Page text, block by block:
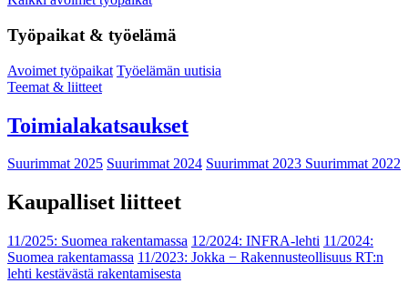
Työpaikat & työelämä
Avoimet työpaikat Työelämän uutisia
Teemat & liitteet
Toimialakatsaukset
Suurimmat 2025 Suurimmat 2024 Suurimmat 2023 Suurimmat 2022
Kaupalliset liitteet
11/2025: Suomea rakentamassa 12/2024: INFRA-lehti 11/2024:
Suomea rakentamassa 11/2023: Jokka − Rakennusteollisuus RT:n
lehti kestävästä rakentamisesta